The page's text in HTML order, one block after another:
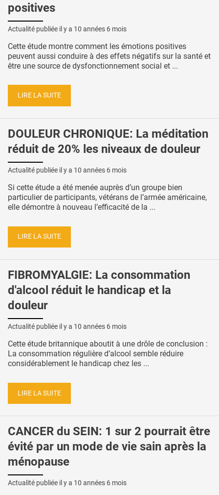
positives
Actualité publiée il y a 10 années 6 mois
Cette étude montre comment les émotions positives
peuvent aussi conduire à des effets négatifs sur la santé et
être une source de dysfonctionnement social et ...
LIRE LA SUITE
DOULEUR CHRONIQUE: La méditation
réduit de 20% les niveaux de douleur
Actualité publiée il y a 10 années 6 mois
Si cette étude a été menée auprès d’un groupe bien
particulier de participants, vétérans de l’armée américaine,
elle démontre à nouveau l’efficacité de la ...
LIRE LA SUITE
FIBROMYALGIE: La consommation
d'alcool réduit le handicap et la
douleur
Actualité publiée il y a 10 années 6 mois
Cette étude britannique aboutit à une drôle de conclusion :
La consommation régulière d’alcool semble réduire
considérablement le handicap chez les ...
LIRE LA SUITE
CANCER du SEIN: 1 sur 2 pourrait être
évité par un mode de vie sain après la
ménopause
Actualité publiée il y a 10 années 6 mois